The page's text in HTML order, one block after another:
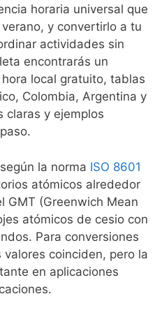
horaria universal que
y convertirlo a tu
actividades sin
encontrarás un
local gratuito, tablas
Colombia, Argentina y
claras y ejemplos
la norma ISO 8601
atómicos alrededor
GMT (Greenwich Mean
atómicos de cesio con
Para conversiones
coinciden, pero la
en aplicaciones